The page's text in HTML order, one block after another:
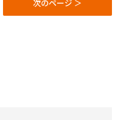
次のページ ＞